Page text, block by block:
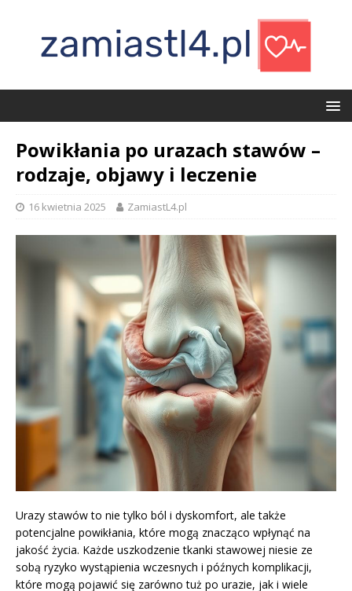
Powikłania po urazach stawów –
rodzaje, objawy i leczenie
16 kwietnia 2025 ZamiastL4.pl
Urazy stawów to nie tylko ból i dyskomfort, ale także
potencjalne powikłania, które mogą znacząco wpłynąć na
jakość życia. Każde uszkodzenie tkanki stawowej niesie ze
sobą ryzyko wystąpienia wczesnych i późnych komplikacji,
które mogą pojawić się zarówno tuż po urazie, jak i wiele